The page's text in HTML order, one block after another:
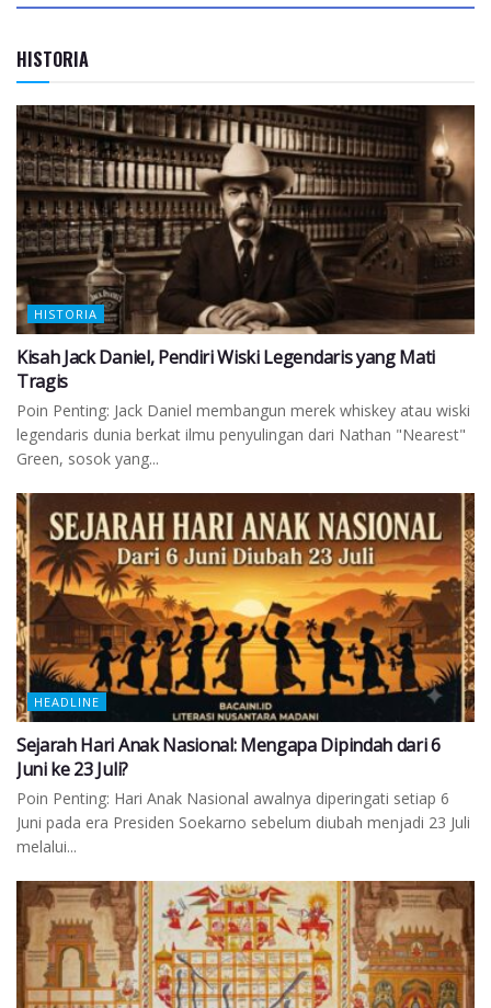
HISTORIA
HISTORIA
Kisah Jack Daniel, Pendiri Wiski Legendaris yang Mati
Tragis
Poin Penting: Jack Daniel membangun merek whiskey atau wiski
legendaris dunia berkat ilmu penyulingan dari Nathan "Nearest"
Green, sosok yang...
HEADLINE
Sejarah Hari Anak Nasional: Mengapa Dipindah dari 6
Juni ke 23 Juli?
Poin Penting: Hari Anak Nasional awalnya diperingati setiap 6
Juni pada era Presiden Soekarno sebelum diubah menjadi 23 Juli
melalui...